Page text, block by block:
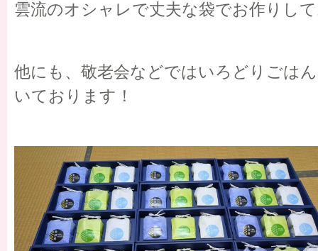
雲流のオシャレで丈夫な袋でお作りし
他にも、敬老会などではいろどりごは
いております！